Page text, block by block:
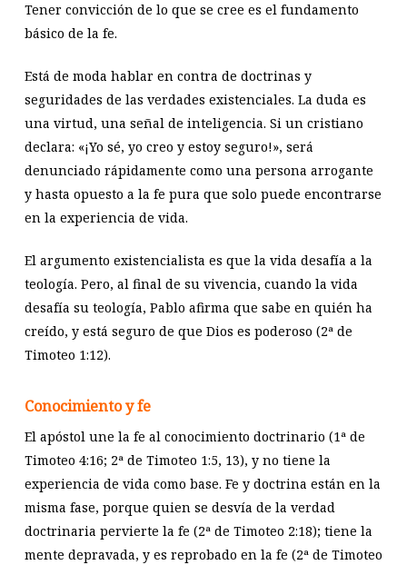
Tener convicción de lo que se cree es el fundamento
básico de la fe.
Está de moda hablar en contra de doctrinas y
seguridades de las verdades existenciales. La duda es
una virtud, una señal de inteligencia. Si un cristiano
declara: «¡Yo sé, yo creo y estoy seguro!», será
denunciado rápidamente como una persona arrogante
y hasta opuesto a la fe pura que solo puede encontrarse
en la experiencia de vida.
El argumento existencialista es que la vida desafía a la
teología. Pero, al final de su vivencia, cuando la vida
desafía su teología, Pablo afirma que sabe en quién ha
creído, y está seguro de que Dios es poderoso (2ª de
Timoteo 1:12).
Conocimiento y fe
El apóstol une la fe al conocimiento doctrinario (1ª de
Timoteo 4:16; 2ª de Timoteo 1:5, 13), y no tiene la
experiencia de vida como base. Fe y doctrina están en la
misma fase, porque quien se desvía de la verdad
doctrinaria pervierte la fe (2ª de Timoteo 2:18); tiene la
mente depravada, y es reprobado en la fe (2ª de Timoteo